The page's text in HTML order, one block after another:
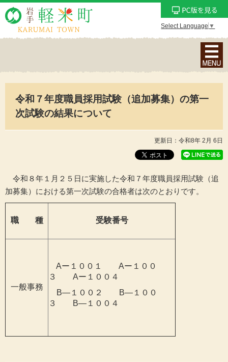
Select Language ▼
ナ
ビ
シ
メ
ニ
ュ
ー
令和７年度職員採用試験（追加募集）の第一
次試験の結果について
更新日：令和8年 2月 6日
令和８年１月２５日に実施した令和７年度職員採用試験（追
加募集）における第一次試験の合格者は次のとおりです。
職 種 受験番号
一般事務
Aー１００１ Aー１００
３ Aー１００４
B―１００２ B―１００
３ B―１００４